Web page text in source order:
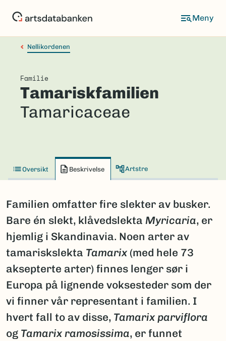
Nellikordenen
Familie
Tamariskfamilien
Tamaricaceae
Oversikt Beskrivelse Artstre
Familien omfatter fire slekter av busker.
Bare én slekt, klåvedslekta Myricaria, er
hjemlig i Skandinavia. Noen arter av
tamariskslekta Tamarix (med hele 73
aksepterte arter) finnes lenger sør i
Europa på lignende voksesteder som der
vi finner vår representant i familien. I
hvert fall to av disse, Tamarix parviflora
og Tamarix ramosissima, er funnet